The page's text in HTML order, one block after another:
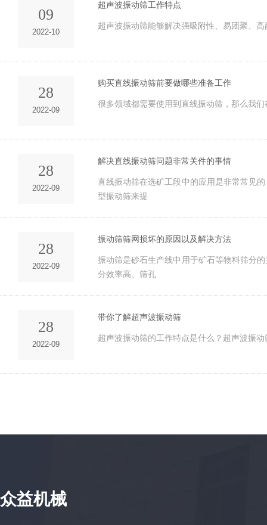
09
2022-10
超声波振动筛工作特点
超声波振动筛能够解决强吸附性、易团聚、
28
2022-09
购买直线振动筛前要做哪些准备工作
很多领域都需要使用到直线振动筛，那么我
28
2022-09
解决直线振动筛问题非常关件的事情
直线振动筛在选矿工段中的应用是非常常见
型振动筛来提
28
2022-09
振动筛筛网损坏的原因以及解决方法
振动筛是砂石生产线中用于矿石等物料筛分
分效率高、筛孔
28
2022-09
带你了解超声波振动筛
超声波振动筛的工作特点是什么？超声波振
众益机械